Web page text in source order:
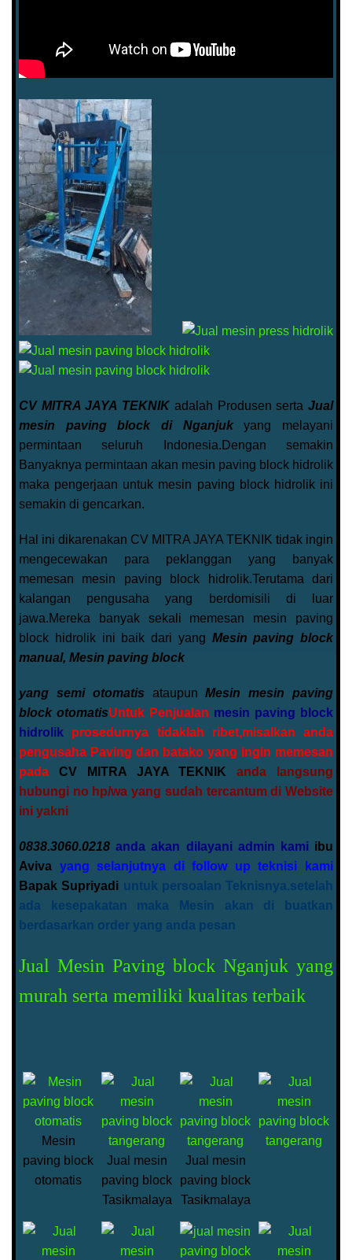
CV MITRA JAYA TEKNIK adalah Produsen sertaJual
mesin paving block di Nganjukyang melayani
permintaan seluruh Indonesia.Dengan semakin
Banyaknya permintaan akan mesin paving block hidrolik
maka pengerjaan untuk mesin paving block hidrolik ini
semakin di gencarkan.
Hal ini dikarenakan CV MITRA JAYA TEKNIK tidak ingin
mengecewakan para peklanggan yang banyak
memesan mesin paving block hidrolik.Terutama dari
kalangan pengusaha yang berdomisili di luar
jawa.Mereka banyak sekali memesan mesin paving
block hidrolik ini baik dari yang Mesin paving block
manual, Mesin paving block
yang semi otomatis ataupunMesin mesin paving
block otomatisUntuk Penjualan mesin paving block
hidrolik
prosedurnya tidaklah ribet,misalkan anda
pengusaha Paving dan batako yang ingin memesan
pada
CV MITRA JAYA TEKNIK
anda langsung
hubungi no hp/wa yang sudah tercantum di Website
ini yakni
0838.3060.0218 anda akan dilayani admin kami ibu
Aviva yang selanjutnya di follow up teknisi kami
Bapak Supriyadi untuk persoalan Teknisnya.setelah
ada kesepakatan maka Mesin akan di buatkan
berdasarkan order yang anda pesan
Jual Mesin Paving block Nganjuk yang
murah serta memiliki kualitas terbaik
Mesin
paving block
otomatis
Jual mesin
paving block
Tasikmalaya
Jual mesin
paving block
Tasikmalaya